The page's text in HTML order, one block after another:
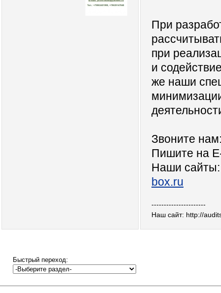
При
при
и
же наши
Звоните
Пишите на
Наши
box.ru
----------------------
Наш сайт: http://
Быстрый переход: